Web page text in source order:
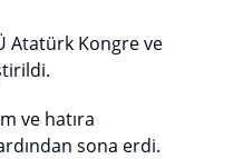
Atatürk Kongre ve
ve hatıra
sona erdi.